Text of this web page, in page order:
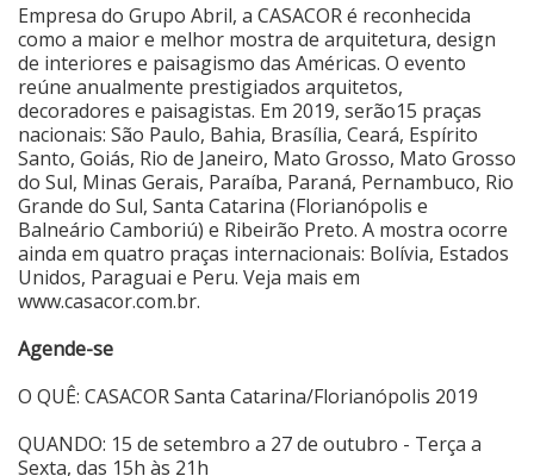
Empresa do Grupo Abril, a CASACOR é reconhecida
como a maior e melhor mostra de arquitetura, design
de interiores e paisagismo das Américas. O evento
reúne anualmente prestigiados arquitetos,
decoradores e paisagistas. Em 2019, serão15 praças
nacionais: São Paulo, Bahia, Brasília, Ceará, Espírito
Santo, Goiás, Rio de Janeiro, Mato Grosso, Mato Grosso
do Sul, Minas Gerais, Paraíba, Paraná, Pernambuco, Rio
Grande do Sul, Santa Catarina (Florianópolis e
Balneário Camboriú) e Ribeirão Preto. A mostra ocorre
ainda em quatro praças internacionais: Bolívia, Estados
Unidos, Paraguai e Peru. Veja mais em
www.casacor.com.br.
Agende-se
O QUÊ: CASACOR Santa Catarina/Florianópolis 2019
QUANDO: 15 de setembro a 27 de outubro - Terça a
Sexta, das 15h às 21h